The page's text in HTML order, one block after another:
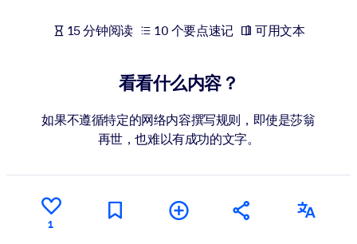
面向人工智能系统
15 分钟阅读 10 个要点速记 可用文本
看看什么内容？
如果不遵循特定的网络内容撰写规则，即使是莎翁
再世，也难以有成功的文字。
1